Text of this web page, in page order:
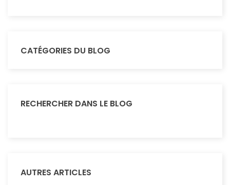
CATÉGORIES DU BLOG
RECHERCHER DANS LE BLOG
AUTRES ARTICLES